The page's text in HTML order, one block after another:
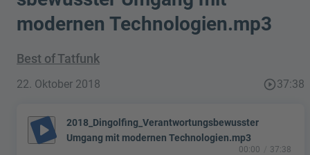
modernen Technologien.mp3
Best of Tatfunk
22. Oktober 2018 play_circle_outline37:38
play_arrow
2018_Dingolfing_Verantwortungsbewusster
Umgang mit modernen Technologien.mp3
00:00 37:38